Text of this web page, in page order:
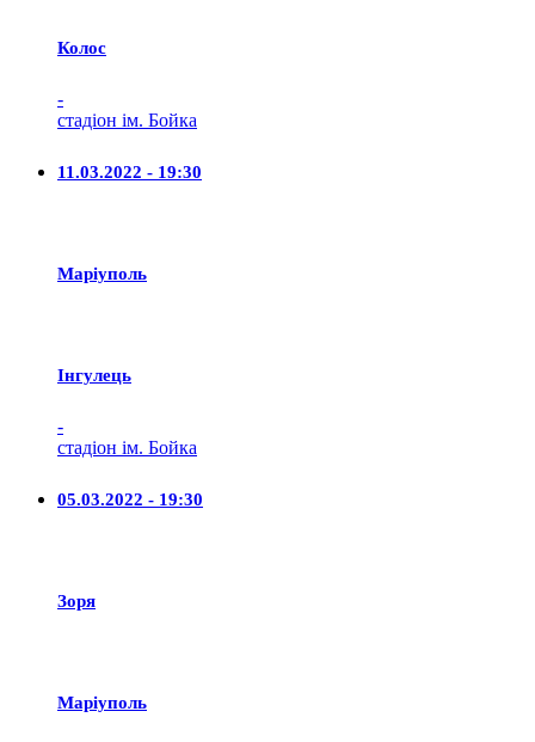
Колос
-
стадіон ім. Бойка
11.03.2022 - 19:30
Маріуполь
Iнгулець
-
стадіон ім. Бойка
05.03.2022 - 19:30
Зоря
Маріуполь